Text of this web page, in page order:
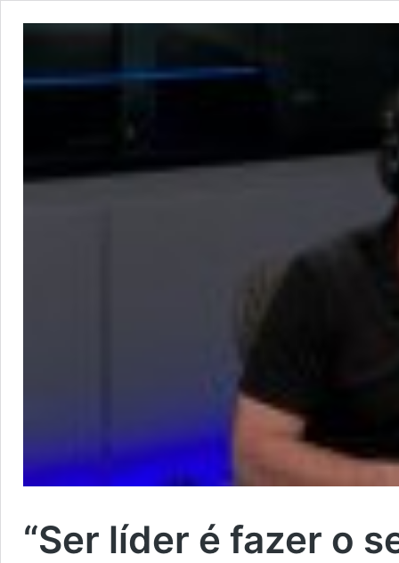
“Ser líder é fazer o